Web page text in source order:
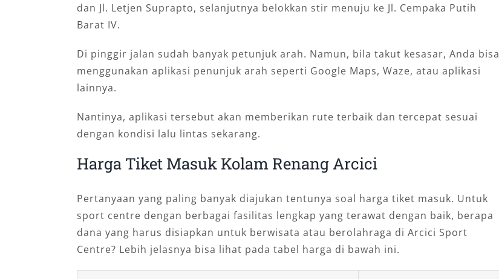
dan Jl. Letjen Suprapto, selanjutnya belokkan stir menuju ke Jl. Cempaka Putih
Barat IV.
Di pinggir jalan sudah banyak petunjuk arah. Namun, bila takut kesasar, Anda bisa
menggunakan aplikasi penunjuk arah seperti Google Maps, Waze, atau aplikasi
lainnya.
Nantinya, aplikasi tersebut akan memberikan rute terbaik dan tercepat sesuai
dengan kondisi lalu lintas sekarang.
Harga Tiket Masuk Kolam Renang Arcici
Pertanyaan yang paling banyak diajukan tentunya soal harga tiket masuk. Untuk
sport centre dengan berbagai fasilitas lengkap yang terawat dengan baik, berapa
dana yang harus disiapkan untuk berwisata atau berolahraga di Arcici Sport
Centre? Lebih jelasnya bisa lihat pada tabel harga di bawah ini.